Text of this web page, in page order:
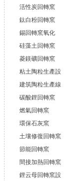
活性炭回轉窯
鈦白粉回轉窯
錫回轉窯氧化
硅藻土回轉窯
菱鎂礦回轉窯
粘土陶粒生產設
建筑陶粒生產線
碳酸鋰回轉窯
燃氣回轉窯
環保石灰窯
土壤修復回轉窯
節能回轉窯
間接加熱回轉窯
鋰云母回轉窯設